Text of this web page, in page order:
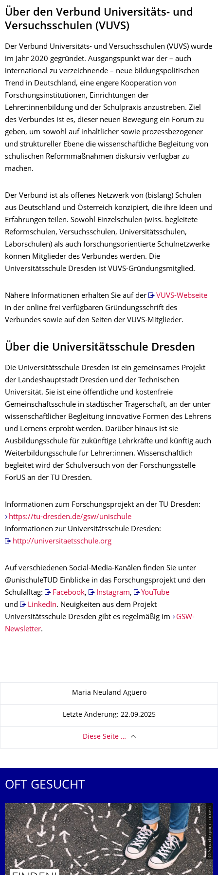
Über den Verbund Universitäts- und
Versuchsschulen (VUVS)
Der Verbund Universitäts- und Versuchsschulen (VUVS) wurde
im Jahr 2020 gegründet. Ausgangspunkt war der – auch
international zu verzeichnende – neue bildungspolitischen
Trend in Deutschland, eine engere Kooperation von
Forschungsinstitutionen, Einrichtungen der
Lehrer:innenbildung und der Schulpraxis anzustreben. Ziel
des Verbundes ist es, dieser neuen Bewegung ein Forum zu
geben, um sowohl auf inhaltlicher sowie prozessbezogener
und struktureller Ebene die wissenschaftliche Begleitung von
schulischen Reformmaßnahmen diskursiv verfügbar zu
machen.
Der Verbund ist als offenes Netzwerk von (bislang) Schulen
aus Deutschland und Österreich konzipiert, die ihre Ideen und
Erfahrungen teilen. Sowohl Einzelschulen (wiss. begleitete
Reformschulen, Versuchsschulen, Universitätsschulen,
Laborschulen) als auch forschungsorientierte Schulnetzwerke
können Mitglieder des Verbundes werden. Die
Universitätsschule Dresden ist VUVS-Gründungsmitglied.
Nähere Informationen erhalten Sie auf der
VUVS-Webseite
in der online frei verfügbaren Gründungsschrift des
Verbundes sowie auf den Seiten der VUVS-Mitglieder.
Über die Universitätsschule Dresden
Die Universitätsschule Dresden ist ein gemein­sames Projekt
der Landes­haupt­stadt Dresden und der Technischen
Universität. Sie ist eine öffentliche und kostenfreie
Gemeinschaftsschule in städtischer Trägerschaft, an der unter
wissen­schaft­li­cher Begleitung innovative Formen des Lehrens
und Lernens erprobt werden. Darüber hinaus ist sie
Ausbildungsschule für zukünftige Lehrkräfte und künftig auch
Weiter­bildungs­schule für Lehrer:innen. Wissenschaftlich
begleitet wird der Schulversuch von der Forschungsstelle
ForUS an der TU Dresden.
Informationen zum Forschungsprojekt an der TU Dresden:
https://tu-dresden.de/gsw/unischule
Informationen zur Universitätsschule Dresden:
http://universitaetsschule.org
Auf verschiedenen Social-Media-Kanälen finden Sie unter
@unischuleTUD Einblicke in das Forschungsprojekt und den
Schulalltag:
Facebook, Instagram,
YouTube
und
LinkedIn. Neuigkeiten aus dem Projekt
Universitätsschule Dresden gibt es regelmäßig im
GSW-
Newsletter.
Zu dieser SeiteMaria Neuland Agüero
Letzte Änderung: 22.09.2025
Diese Seite …
OFT GESUCHT
© Smarterpix / tomert